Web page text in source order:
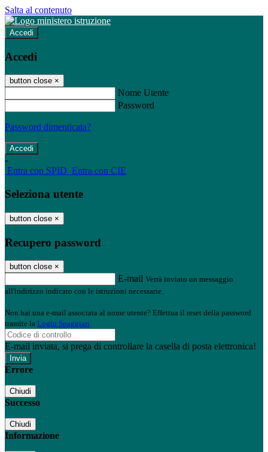
Salta al contenuto
Accedi
Accedi
button close ×
Nome Utente
Password
Password dimenticata?
-
Entra con SPID Entra con CIE
Seleziona utente
button close ×
Recupero password
button close ×
E-mail Verrà inviato un messaggio
all'indirizzo indicato con le istruzioni necessarie.
Non hai una e-mail associata al nome utente? Effettua il reset della password
tramite la Login Spaggiari
E-mail inviata, si prega di controllare la casella di posta elettronica!
Errore
Chiudi
Successo
Chiudi
Informazione